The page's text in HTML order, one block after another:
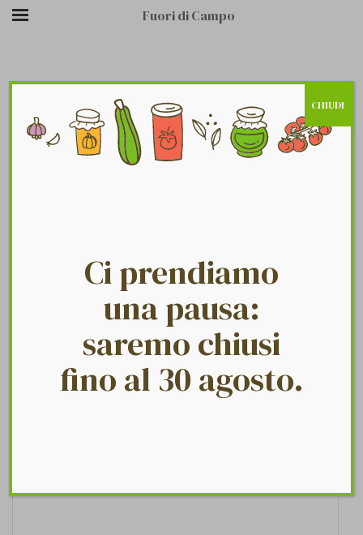
Fuori di Campo
HOME PAGE PASSATE E SUGHI
/
PASSATEHERO
Ci prendiamo
una pausa:
saremo chiusi
fino al 30 agosto.
CHIUDI